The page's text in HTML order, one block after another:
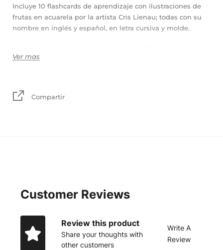
Incluye 10 flashcards de aprendizaje con ilustraciones de
frutas en acuarela por la artista Cris Lienau; todas con su
nombre en inglés y español, en letra cursiva y molde.
tóxico.
Ver mas
Compartir
Customer Reviews
Review this product
Share your thoughts with
other customers
Write A
Review